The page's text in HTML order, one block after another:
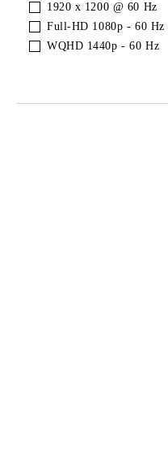
1920 x 1200 @ 60 Hz
Full-HD 1080p - 60 Hz
WQHD 1440p - 60 Hz